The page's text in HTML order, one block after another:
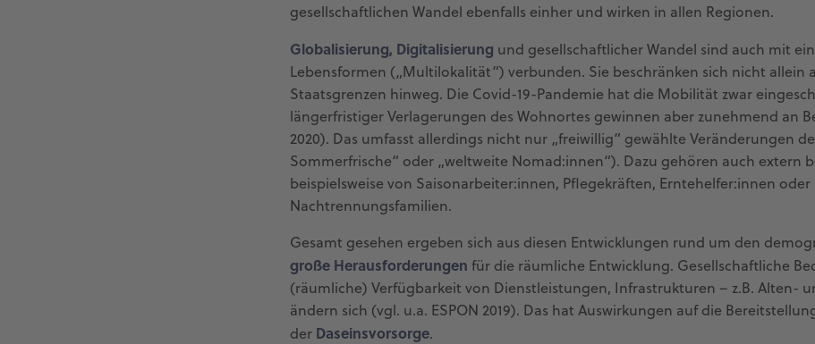
gesellschaftlichen Wandel ebenfalls einher und wirken in allen Regionen.
Globalisierung, Digitalisierung und gesellschaftlicher Wandel sind auch mit
Lebensformen („Multilokalität“) verbunden. Sie beschränken sich nicht
Staatsgrenzen hinweg. Die Covid-19-Pandemie hat die Mobilität zwar
längerfristiger Verlagerungen des Wohnortes gewinnen aber zunehmend an
2020). Das umfasst allerdings nicht nur „freiwillig“ gewählte Veränderungen
Sommerfrische“ oder „weltweite Nomad:innen“). Dazu gehören auch extern
beispielsweise von Saisonarbeiter:innen, Pflegekräften, Erntehelfer:innen
Nachtrennungsfamilien.
Gesamt gesehen ergeben sich aus diesen Entwicklungen rund um den
große Herausforderungen für die räumliche Entwicklung. Gesellschaftliche
(räumliche) Verfügbarkeit von Dienstleistungen, Infrastrukturen – z.B. Alten-
ändern sich (vgl. u.a. ESPON 2019). Das hat Auswirkungen auf die
der Daseinsvorsorge.